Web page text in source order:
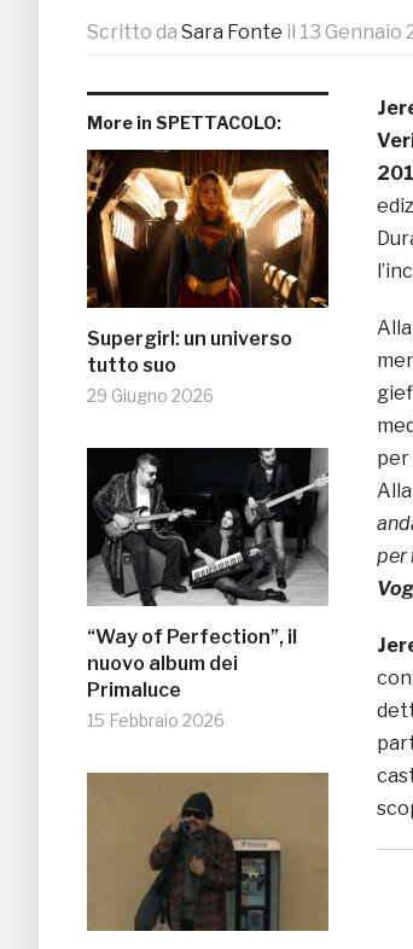
Scritto da Sara Fonte il 13 Gennaio
More in SPETTACOLO:
Supergirl: un universo
tutto suo
29 Giugno 2026
“Way of Perfection”, il
nuovo album dei
Primaluce
15 Febbraio 2026
per
per